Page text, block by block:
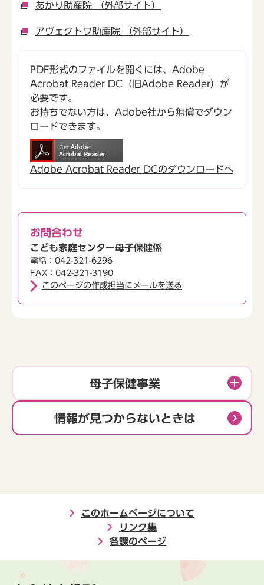
あかり助産院 （外部サイト）
アヴェクトワ助産院 （外部サイト）
PDF形式のファイルを開くには、Adobe
Acrobat Reader DC（旧Adobe Reader）が
必要です。
お持ちでない方は、Adobe社から無償でダウン
ロードできます。
Adobe Acrobat Reader DCのダウンロードへ
お問合わせ
こども家庭センター母子保健係
電話：042-321-6296
FAX：042-321-3190
このページの作成担当にメールを送る
母子保健事業
情報が見つからないときは
このホームページについて
リンク集
各課のページ